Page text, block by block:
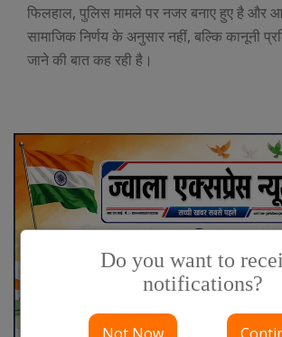
फिलहाल, पुलिस मामले पर नजर बनाए हुए है और
सामाजिक निर्णय के अनुसार नहीं, बल्कि कानूनी
जाने की बात कह रही है।
Do you want to
notifications?